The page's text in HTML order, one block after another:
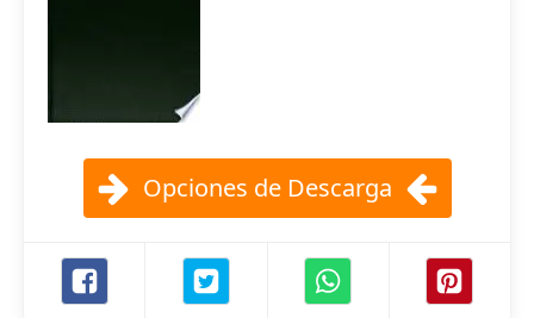
Opciones de Descarga